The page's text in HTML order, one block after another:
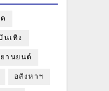
นเทิง
ยานยนต์
อสังหาฯ